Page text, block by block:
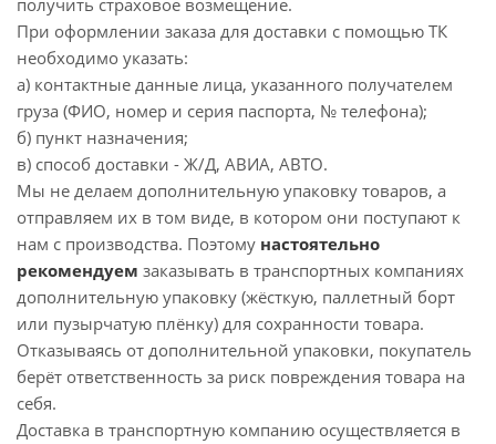
получить страховое возмещение.
При оформлении заказа для доставки с помощью ТК
необходимо указать:
а) контактные данные лица, указанного получателем
груза (ФИО, номер и серия паспорта, № телефона);
б) пункт назначения;
в) способ доставки - Ж/Д, АВИА, АВТО.
Мы не делаем дополнительную упаковку товаров, а
отправляем их в том виде, в котором они поступают к
нам с производства. Поэтому настоятельно
рекомендуем заказывать в транспортных компаниях
дополнительную упаковку (жёсткую, паллетный борт
или пузырчатую плёнку) для сохранности товара.
Отказываясь от дополнительной упаковки, покупатель
берёт ответственность за риск повреждения товара на
себя.
Доставка в транспортную компанию осуществляется в